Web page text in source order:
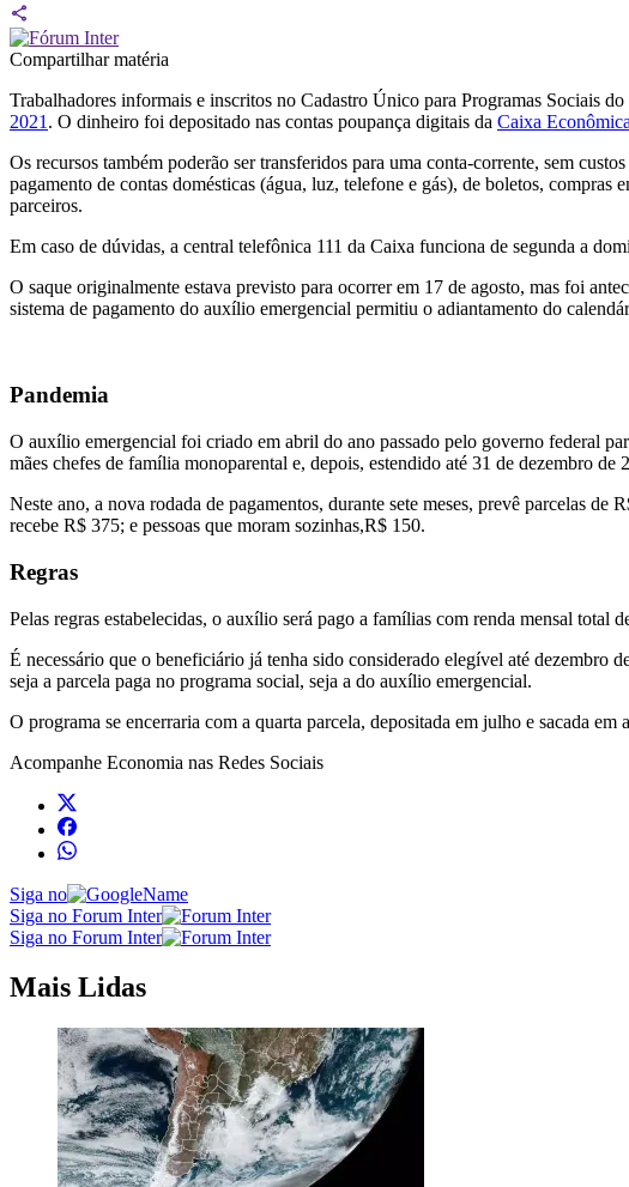
Compartilhar matéria
Trabalhadores informais e inscritos no Cadastro Único para Programas Sociais
2021 . O dinheiro foi depositado nas contas poupança digitais da Caixa
Os recursos também poderão ser transferidos para uma conta-corrente, sem
pagamento de contas domésticas (água, luz, telefone e gás), de boletos,
parceiros.
Em caso de dúvidas, a central telefônica 111 da Caixa funciona de segunda a
O saque originalmente estava previsto para ocorrer em 17 de agosto, mas foi
sistema de pagamento do auxílio emergencial permitiu o adiantamento do
Pandemia
O auxílio emergencial foi criado em abril do ano passado pelo governo federal
mães chefes de família monoparental e, depois, estendido até 31 de dezembro
Neste ano, a nova rodada de pagamentos, durante sete meses, prevê parcelas
recebe R$ 375; e pessoas que moram sozinhas,R$ 150.
Regras
Pelas regras estabelecidas, o auxílio será pago a famílias com renda mensal total
É necessário que o beneficiário já tenha sido considerado elegível até dezembro
seja a parcela paga no programa social, seja a do auxílio emergencial.
O programa se encerraria com a quarta parcela, depositada em julho e sacada
Acompanhe Economia nas Redes Sociais
Siga no
Siga no Forum Inter
Siga no Forum Inter
Mais Lidas